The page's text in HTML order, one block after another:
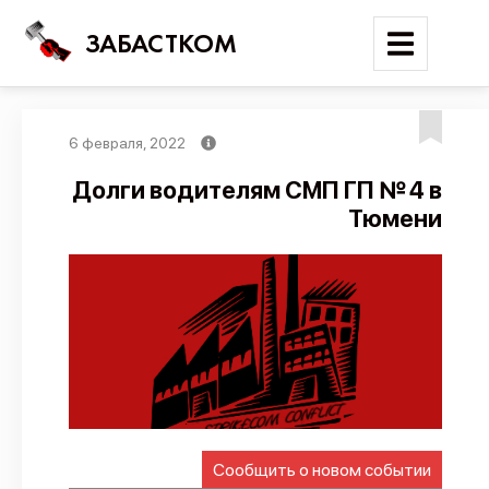
ЗАБАСТКОМ
Новости
Карта событий
Трудовые конфликты
Отчеты
Предложить публикацию
API
6 февраля, 2022
Долги водителям СМП ГП № 4 в
Тюмени
Сообщить о новом событии